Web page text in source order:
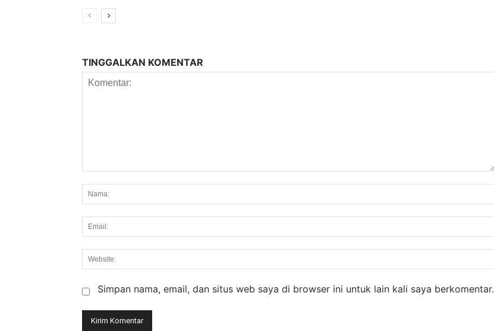
TINGGALKAN KOMENTAR
Simpan nama, email, dan situs web saya di browser ini untuk lain kali saya berkomentar.